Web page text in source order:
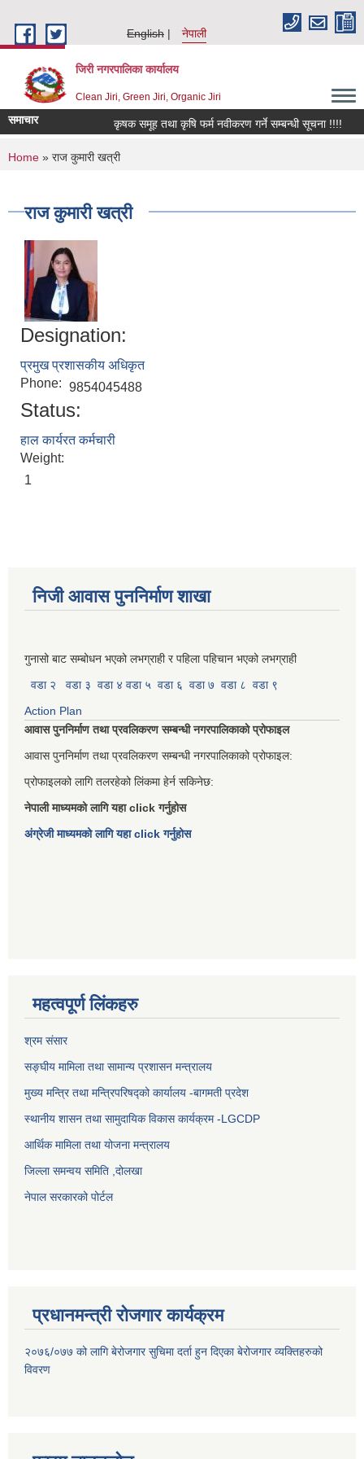
English
नेपाली
जिरी नगरपालिका कार्यालय
Clean Jiri, Green Jiri, Organic Jiri
समाचार कृषक समूह तथा कृषि फर्म नवीकरण गर्ने सम्बन्धी सूचना !!!!
You are here
Home » राज कुमारी खत्री
राज कुमारी खत्री
Designation:
प्रमुख प्रशासकीय अधिकृत
Phone: 9854045488
Status:
हाल कार्यरत कर्मचारी
Weight:
1
निजी आवास पुननिर्माण शाखा
गुनासो बाट सम्बोधन भएको लभग्राही र पहिला पहिचान भएको लभग्राही
वडा २
वडा ३ वडा ४ वडा ५ वडा ६ वडा ७ वडा ८ वडा ९
Action Plan
आवास पुननिर्माण तथा प्रवलिकरण सम्बन्धी नगरपालिकाको प्रोफाइल
आवास पुननिर्माण तथा प्रवलिकरण सम्बन्धी नगरपालिकाको प्रोफाइल:
प्रोफाइलको लागि तलरहेको लिंकमा हेर्न सकिनेछ:
नेपाली माध्यमको लागि यहा click गर्नुहोस
अंग्रेजी माध्यमको लागि यहा click गर्नुहोस
महत्वपूर्ण लिंकहरु
श्रम संसार
सङ्घीय मामिला तथा सामान्य प्रशासन मन्त्रालय
मुख्य मन्त्रि तथा मन्त्रिपरिषद्को कार्यालय -बागमती प्रदेश
स्थानीय शासन तथा सामुदायिक विकास कार्यक्रम -LGCDP
आर्थिक मामिला तथा योजना मन्त्रालय
जिल्ला समन्वय समिति ,दोलखा
नेपाल सरकारको पोर्टल
प्रधानमन्त्री रोजगार कार्यक्रम
२०७६/०७७ को लागि बेरोजगार सुचिमा दर्ता हुन दिएका बेरोजगार व्यक्तिहरुको
विवरण